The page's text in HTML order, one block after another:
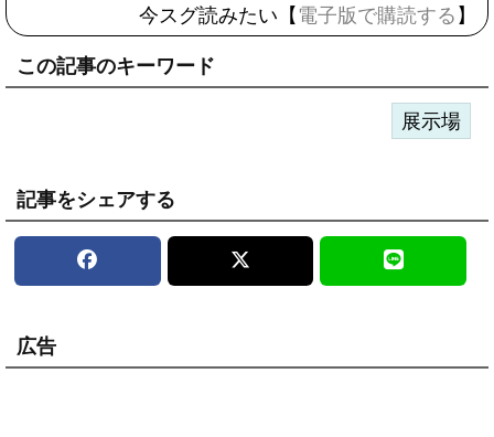
今スグ読みたい【 電子版で購読する 】
この記事のキーワード
展示場
記事をシェアする
広告